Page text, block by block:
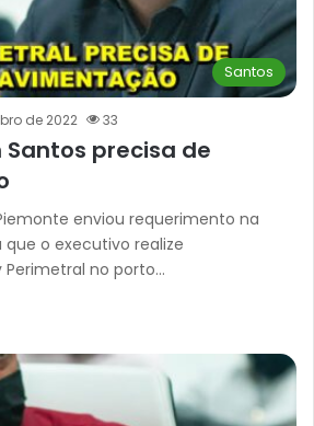
Santos
de 2022 33
precisa de
enviou requerimento na
que o executivo realize
no porto…